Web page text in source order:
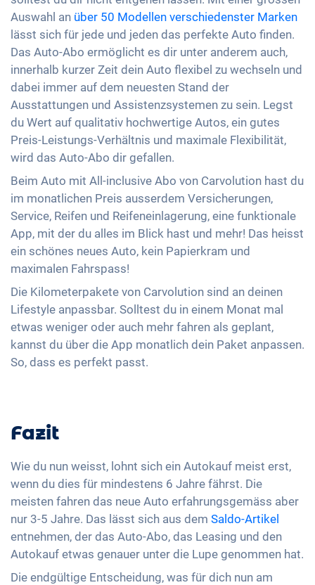
Auswahl an über 50 Modellen verschiedenster Marken
lässt sich für jede und jeden das perfekte Auto finden.
Das Auto-Abo ermöglicht es dir unter anderem auch,
innerhalb kurzer Zeit dein Auto flexibel zu wechseln und
dabei immer auf dem neuesten Stand der
Ausstattungen und Assistenzsystemen zu sein. Legst
du Wert auf qualitativ hochwertige Autos, ein gutes
Preis-Leistungs-Verhältnis und maximale Flexibilität,
wird das Auto-Abo dir gefallen.
Beim Auto mit All-inclusive Abo von Carvolution hast du
im monatlichen Preis ausserdem Versicherungen,
Service, Reifen und Reifeneinlagerung, eine funktionale
App, mit der du alles im Blick hast und mehr! Das heisst
ein schönes neues Auto, kein Papierkram und
maximalen Fahrspass!
Die Kilometerpakete von Carvolution sind an deinen
Lifestyle anpassbar. Solltest du in einem Monat mal
etwas weniger oder auch mehr fahren als geplant,
kannst du über die App monatlich dein Paket anpassen.
So, dass es perfekt passt.
Fazit
Wie du nun weisst, lohnt sich ein Autokauf meist erst,
wenn du dies für mindestens 6 Jahre fährst. Die
meisten fahren das neue Auto erfahrungsgemäss aber
nur 3-5 Jahre. Das lässt sich aus dem Saldo-Artikel
entnehmen, der das Auto-Abo, das Leasing und den
Autokauf etwas genauer unter die Lupe genommen hat.
Die endgültige Entscheidung, was für dich nun am